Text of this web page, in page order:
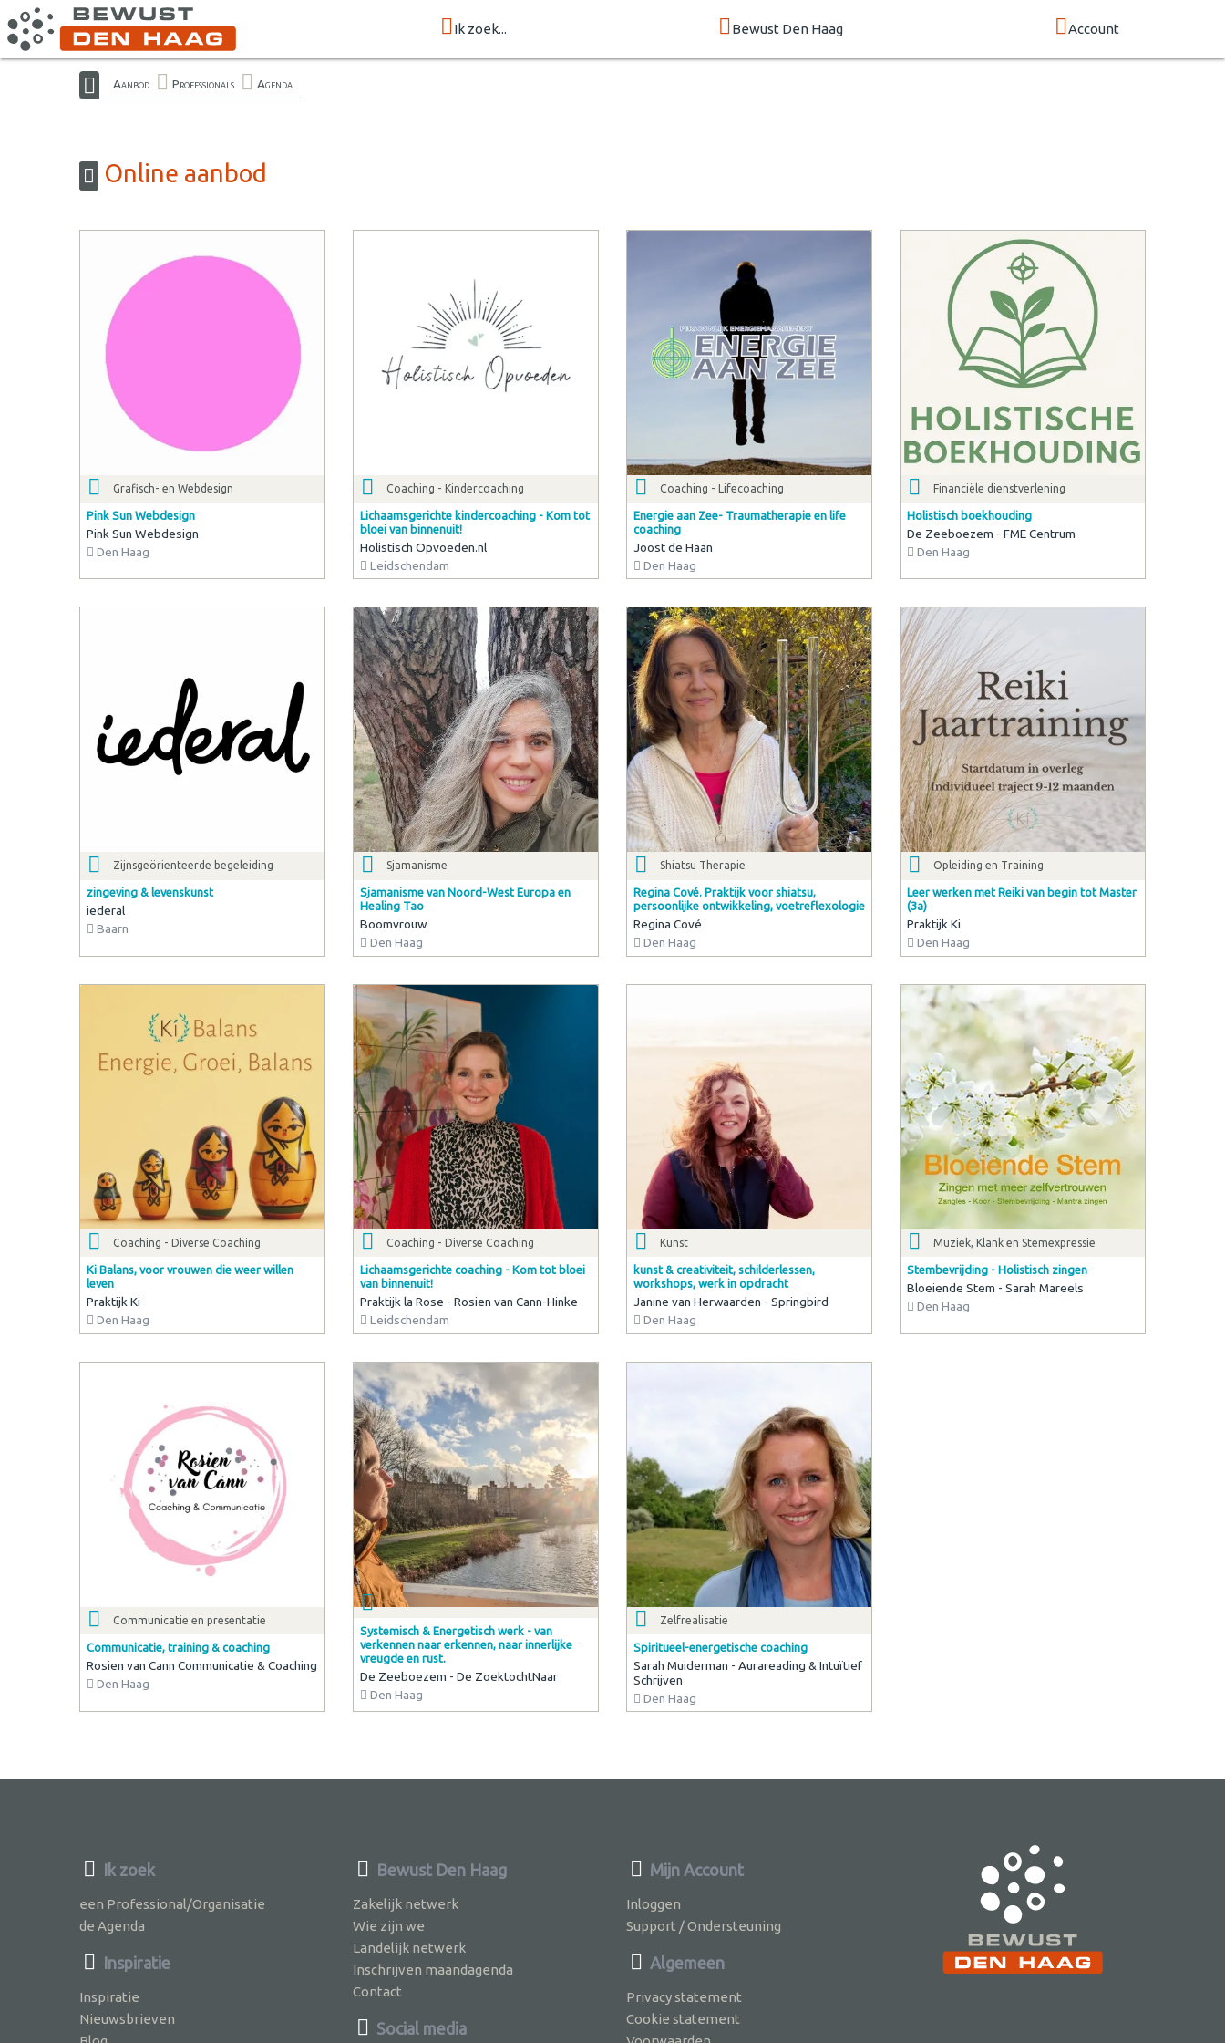
Ik zoek... Bewust Den Haag Account
Aanbod Professionals Agenda
Online aanbod
Grafisch- en Webdesign
Pink Sun Webdesign
Pink Sun Webdesign
Den Haag
Coaching - Kindercoaching
Lichaamsgerichte kindercoaching - Kom tot
bloei van binnenuit!
Holistisch Opvoeden.nl
Leidschendam
Coaching - Lifecoaching
Energie aan Zee- Traumatherapie en life
coaching
Joost de Haan
Den Haag
Financiële dienstverlening
Holistisch boekhouding
De Zeeboezem - FME Centrum
Den Haag
Zijnsgeörienteerde begeleiding
zingeving & levenskunst
iederal
Baarn
Sjamanisme
Sjamanisme van Noord-West Europa en
Healing Tao
Boomvrouw
Den Haag
Shiatsu Therapie
Regina Cové. Praktijk voor shiatsu,
persoonlijke ontwikkeling, voetreflexologie
Regina Cové
Den Haag
Opleiding en Training
Leer werken met Reiki van begin tot Master
(3a)
Praktijk Ki
Den Haag
Coaching - Diverse Coaching
Ki Balans, voor vrouwen die weer willen
leven
Praktijk Ki
Den Haag
Coaching - Diverse Coaching
Lichaamsgerichte coaching - Kom tot bloei
van binnenuit!
Praktijk la Rose - Rosien van Cann-Hinke
Leidschendam
Kunst
kunst & creativiteit, schilderlessen,
workshops, werk in opdracht
Janine van Herwaarden - Springbird
Den Haag
Muziek, Klank en Stemexpressie
Stembevrijding - Holistisch zingen
Bloeiende Stem - Sarah Mareels
Den Haag
Communicatie en presentatie
Communicatie, training & coaching
Rosien van Cann Communicatie & Coaching
Den Haag
Systemisch & Energetisch werk - van
verkennen naar erkennen, naar innerlijke
vreugde en rust.
De Zeeboezem - De ZoektochtNaar
Den Haag
Zelfrealisatie
Spiritueel-energetische coaching
Sarah Muiderman - Aurareading & Intuïtief
Schrijven
Den Haag
Ik zoek
een Professional/Organisatie
de Agenda
Inspiratie
Inspiratie
Nieuwsbrieven
Bewust Den Haag
Zakelijk netwerk
Wie zijn we
Landelijk netwerk
Inschrijven maandagenda
Contact
Social media
Mijn Account
Inloggen
Support / Ondersteuning
Algemeen
Privacy statement
Cookie statement